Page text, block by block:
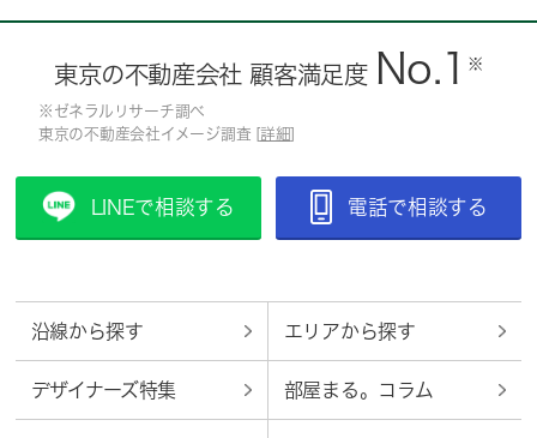
東京の不動産会社 顧客満足度 No.1 ※
※ゼネラルリサーチ調べ
東京の不動産会社イメージ調査 [ 詳細
LINEで相談する 電話で相談する
沿線から探す エリアから探す
デザイナーズ特集 部屋まる。コラム